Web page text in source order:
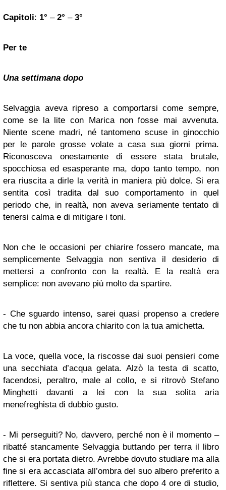
Capitoli: 1° – 2° – 3°
Per te
Una settimana dopo
Selvaggia aveva ripreso a comportarsi come sempre,
come se la lite con Marica non fosse mai avvenuta.
Niente scene madri, né tantomeno scuse in ginocchio
per le parole grosse volate a casa sua giorni prima.
Riconosceva onestamente di essere stata brutale,
spocchiosa ed esasperante ma, dopo tanto tempo, non
era riuscita a dirle la verità in maniera più dolce. Si era
sentita così tradita dal suo comportamento in quel
periodo che, in realtà, non aveva seriamente tentato di
tenersi calma e di mitigare i toni.
Non che le occasioni per chiarire fossero mancate, ma
semplicemente Selvaggia non sentiva il desiderio di
mettersi a confronto con la realtà. E la realtà era
semplice: non avevano più molto da spartire.
- Che sguardo intenso, sarei quasi propenso a credere
che tu non abbia ancora chiarito con la tua amichetta.
La voce, quella voce, la riscosse dai suoi pensieri come
una secchiata d’acqua gelata. Alzò la testa di scatto,
facendosi, peraltro, male al collo, e si ritrovò Stefano
Minghetti davanti a lei con la sua solita aria
menefreghista di dubbio gusto.
- Mi perseguiti? No, davvero, perché non è il momento –
ribatté stancamente Selvaggia buttando per terra il libro
che si era portata dietro. Avrebbe dovuto studiare ma alla
fine si era accasciata all’ombra del suo albero preferito a
riflettere. Si sentiva più stanca che dopo 4 ore di studio,